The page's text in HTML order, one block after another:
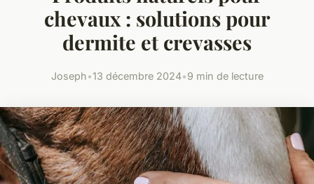
chevaux : solutions pour
dermite et crevasses
Joseph•13 décembre 2024•9 min de lecture